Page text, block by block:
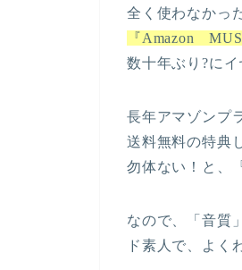
全く使わなかっ
『Amazon
数十年ぶり?にイ
長年アマゾンプ
送料無料の特典
勿体ない！と、
なので、「音質
ド素人で、よく